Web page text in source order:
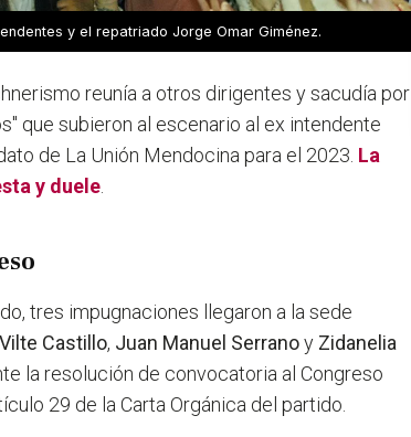
y el repatriado Jorge Omar Giménez.
reunía a otros dirigentes y sacudía por
que subieron al escenario al ex intendente
de La Unión Mendocina para el 2023. La
y duele
tres impugnaciones llegaron a la sede
Castillo, Juan Manuel Serranoy Zidanelia
la resolución de convocatoria al Congreso
29 de la Carta Orgánica del partido.